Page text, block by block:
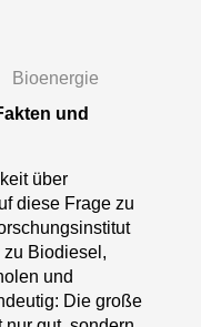
Bioenergie
und
über
diese Frage zu
zu Biodiesel,
und
Die große